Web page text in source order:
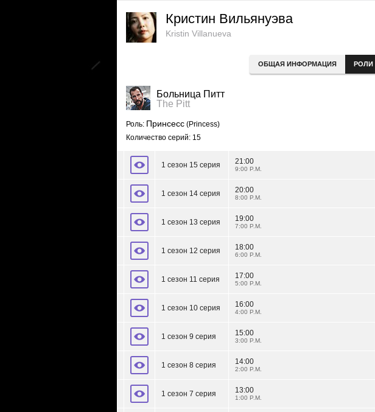
Кристин Вильянуэва
Kristin Villanueva
ОБЩАЯ ИНФОРМАЦИЯ РОЛИ
Больница Питт
The Pitt
Роль: Принсесс (Princess)
Количество серий: 15
1 сезон 15 серия 21:00
9:00 P.M.
1 сезон 14 серия 20:00
8:00 P.M.
1 сезон 13 серия 19:00
7:00 P.M.
1 сезон 12 серия 18:00
6:00 P.M.
1 сезон 11 серия 17:00
5:00 P.M.
1 сезон 10 серия 16:00
4:00 P.M.
1 сезон 9 серия 15:00
3:00 P.M.
1 сезон 8 серия 14:00
2:00 P.M.
1 сезон 7 серия 13:00
1:00 P.M.